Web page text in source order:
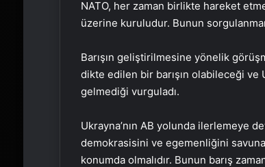
NATO, her zaman birlikte hareket
üzerine kuruludur. Bunun
Barışın geliştirilmesine yönelik
dikte edilen bir barışın olabileceği ve
gelmediği vurguladı.
Ukrayna’nın AB yolunda ilerlemeye
demokrasisini ve egemenliğini
konumda olmalıdır. Bunun barış